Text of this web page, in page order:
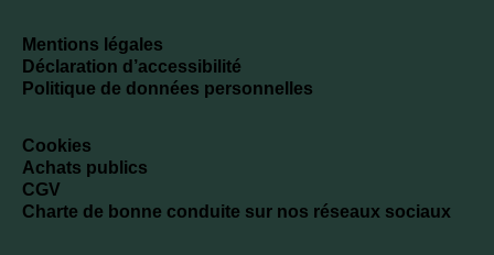
Mentions légales
Déclaration d’accessibilité
Politique de données personnelles
Cookies
Achats publics
CGV
Charte de bonne conduite sur nos réseaux sociaux